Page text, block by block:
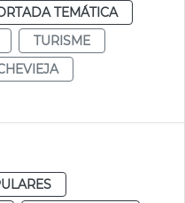
TEMÁTICA
TURISME